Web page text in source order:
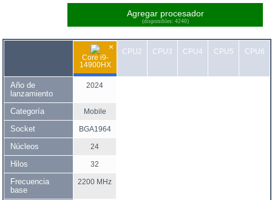
Agregar procesador
(disponibles: 4240)
×
Core i9-
14900HX
CPU2 CPU3 CPU4 CPU5 CPU6
Año de
lanzamiento
2024
Categoría Mobile
Socket BGA1964
Núcleos 24
Hilos 32
Frecuencia
base
2200 MHz